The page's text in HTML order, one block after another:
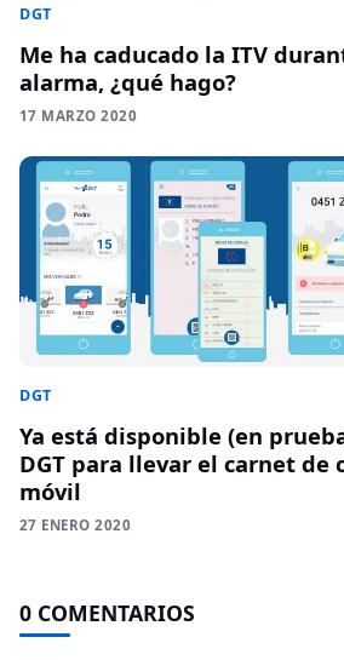
DGT
Me ha caducado la ITV
alarma, ¿qué hago?
17 MARZO 2020
DGT
Ya está disponible (en
DGT para llevar el carnet de
móvil
27 ENERO 2020
0 COMENTARIOS